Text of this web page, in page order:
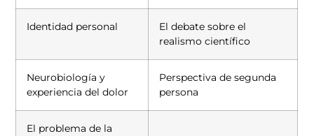
Identidad personal
El debate sobre el
realismo científico
Neurobiología y
experiencia del dolor
Perspectiva de segunda
persona
El problema de la